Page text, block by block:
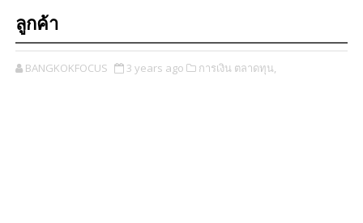
ลูกค้า
BANGKOKFOCUS 3 years ago การเงิน ตลาดทุน,